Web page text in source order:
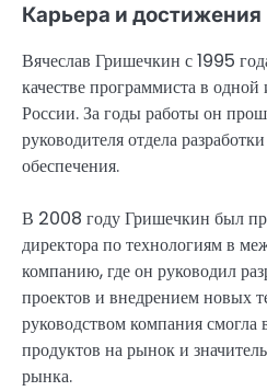
Карьера и достижения
Вячеслав Гришечкин с 1995
качестве программиста в
России. За годы работы он
руководителя отдела
обеспечения.
В 2008 году Гришечкин был
директора по технологиям в
компанию, где он руководил
проектов и внедрением новых
руководством компания смогла
продуктов на рынок и
рынка.